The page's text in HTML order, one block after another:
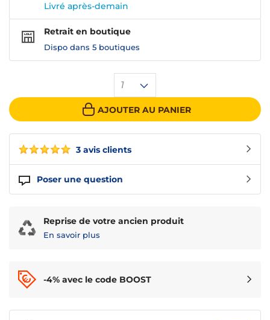
3 avis clients
Poser une question
1
AJOUTER AU PANIER
Livré après-demain
Retrait en boutique
Dispo dans 5 boutiques
Reprise de votre ancien produit
En savoir plus
-4% avec le code BOOST